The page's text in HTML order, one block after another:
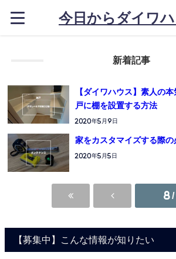
今日からダイワ
新着記事
【ダイワハウス】素人の
戸に棚を設置する方法
2020年5月9日
家をカスタマイズする際
2020年5月5日
8 /
【募集中】こんな情報が知りたい